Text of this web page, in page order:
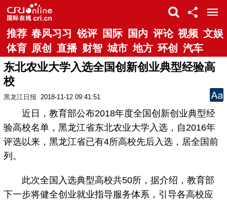
推荐 春风习习 锐评 国际 国内 评论 视频 文娱
体育 原创 直播 财智 城市 地方 环创 汽车
东北农业大学入选全国创新创业典型经验高
校
黑龙江日报 2018-11-12 09:41:51
近日，教育部公布2018年度全国创新创业典型经
验高校名单，黑龙江省东北农业大学入选，自2016年
评选以来，黑龙江省已有4所高校先后入选，居全国前
列。
此次全国入选典型高校共50所，据介绍，教育部
下一步将健全创业就业指导服务体系，引导各高校应